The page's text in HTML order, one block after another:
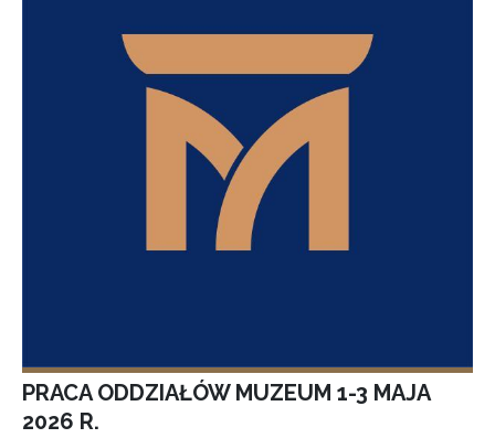
PRACA ODDZIAŁÓW MUZEUM 1-3 MAJA
2026 R.